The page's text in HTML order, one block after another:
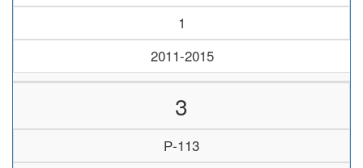
1
2011-2015
3
Р-113